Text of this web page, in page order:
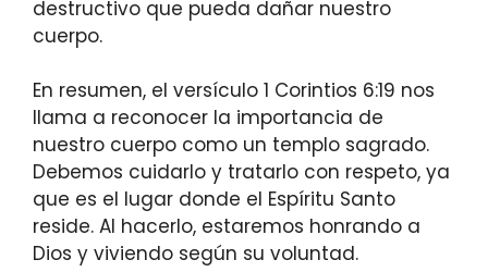
destructivo que pueda dañar nuestro
cuerpo.
En resumen, el versículo 1 Corintios 6:19 nos
llama a reconocer la importancia de
nuestro cuerpo como un templo sagrado.
Debemos cuidarlo y tratarlo con respeto, ya
que es el lugar donde el Espíritu Santo
reside. Al hacerlo, estaremos honrando a
Dios y viviendo según su voluntad.